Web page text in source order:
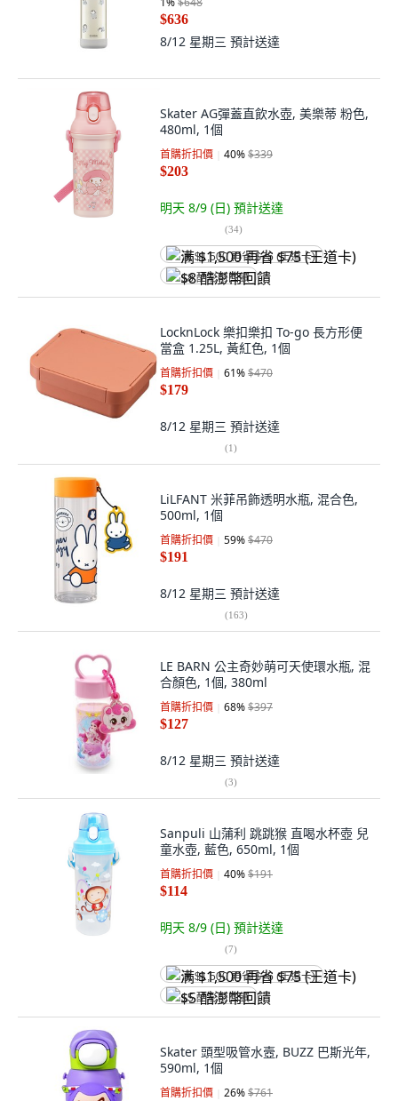
$636
8/12 星期三 預計送達
Skater AG彈蓋直飲水壺, 美樂蒂 粉色,
480ml, 1個
首購折扣價 40%$339
$203
明天 8/9 (日) 預計送達
(34)
满 $1,500 再省 $75 (王道卡)
$8 酷澎幣回饋
LocknLock 樂扣樂扣 To-go 長方形便
當盒 1.25L, 黃紅色, 1個
首購折扣價 61%$470
$179
8/12 星期三 預計送達
(1)
LiLFANT 米菲吊飾透明水瓶, 混合色,
500ml, 1個
首購折扣價 59%$470
$191
8/12 星期三 預計送達
(163)
LE BARN 公主奇妙萌可天使環水瓶, 混
合顏色, 1個, 380ml
首購折扣價 68%$397
$127
8/12 星期三 預計送達
(3)
Sanpuli 山蒲利 跳跳猴 直喝水杯壺 兒
童水壺, 藍色, 650ml, 1個
首購折扣價 40%$191
$114
明天 8/9 (日) 預計送達
(7)
满 $1,500 再省 $75 (王道卡)
$5 酷澎幣回饋
Skater 頭型吸管水壼, BUZZ 巴斯光年,
590ml, 1個
首購折扣價 26%$761